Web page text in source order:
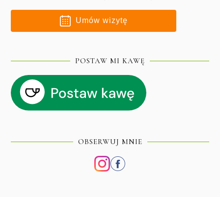
Umów wizytę
POSTAW MI KAWĘ
OBSERWUJ MNIE